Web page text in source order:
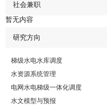
社会兼职
暂无内容
研究方向
梯级水电水库调度
水资源系统管理
电网水电梯级一体化调度
水文模型与预报